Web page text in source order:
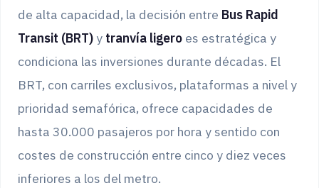
de alta capacidad, la decisión entre Bus Rapid
Transit (BRT) y tranvía ligero es estratégica y
condiciona las inversiones durante décadas. El
BRT, con carriles exclusivos, plataformas a nivel y
prioridad semafórica, ofrece capacidades de
hasta 30.000 pasajeros por hora y sentido con
costes de construcción entre cinco y diez veces
inferiores a los del metro.